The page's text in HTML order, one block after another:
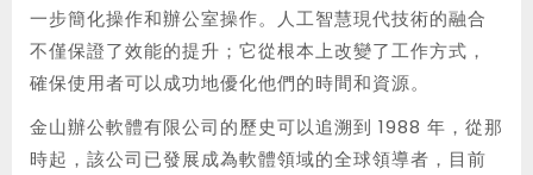
一步簡化操作和辦公室操作。人工智慧現代技術的融合
不僅保證了效能的提升；它從根本上改變了工作方式，
確保使用者可以成功地優化他們的時間和資源。
金山辦公軟體有限公司的歷史可以追溯到 1988 年，從那
時起，該公司已發展成為軟體領域的全球領導者，目前